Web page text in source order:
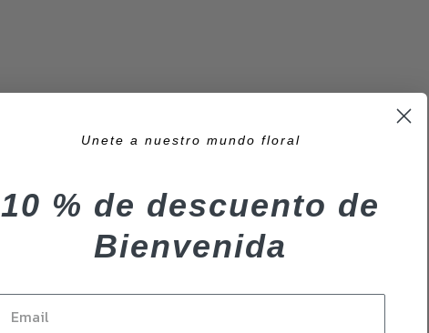
Unete a nuestro mundo floral
10 % de descuento de
Bienvenida